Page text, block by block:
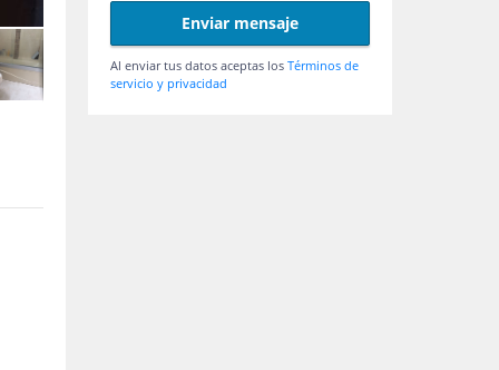
Enviar mensaje
Al enviar tus datos aceptas los Términos de
servicio y privacidad